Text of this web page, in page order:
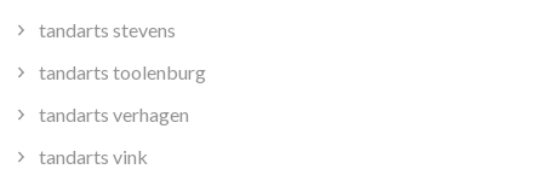
tandarts stevens
tandarts toolenburg
tandarts verhagen
tandarts vink